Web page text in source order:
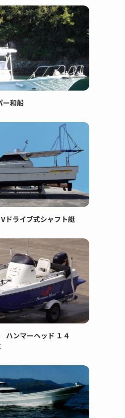
和船
ライブ式シャフト艇
ンマーヘッド １４